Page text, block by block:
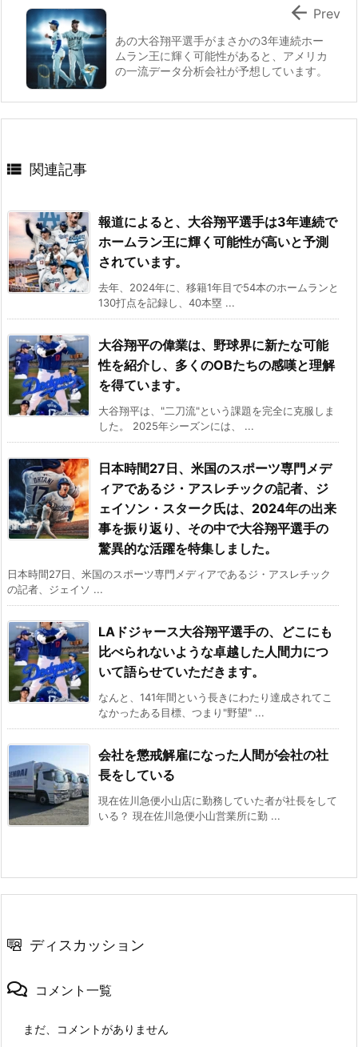
あの大谷翔平選手がまさかの3年連続ホー
ムラン王に輝く可能性があると、アメリカ
の一流データ分析会社が予想しています。
 Prev
 関連記事
報道によると、大谷翔平選手は3年連続で
ホームラン王に輝く可能性が高いと予測
されています。
去年、2024年に、移籍1年目で54本のホームランと
130打点を記録し、40本塁 ...
大谷翔平の偉業は、野球界に新たな可能
性を紹介し、多くのOBたちの感嘆と理解
を得ています。
大谷翔平は、"二刀流"という課題を完全に克服しま
した。 2025年シーズンには、 ...
日本時間27日、米国のスポーツ専門メデ
ィアであるジ・アスレチックの記者、ジ
ェイソン・スターク氏は、2024年の出来
事を振り返り、その中で大谷翔平選手の
驚異的な活躍を特集しました。
日本時間27日、米国のスポーツ専門メディアであるジ・アスレチック
の記者、ジェイソ ...
LAドジャース大谷翔平選手の、どこにも
比べられないような卓越した人間力につ
いて語らせていただきます。
なんと、141年間という長きにわたり達成されてこ
なかったある目標、つまり"野望" ...
会社を懲戒解雇になった人間が会社の社
長をしている
現在佐川急便小山店に勤務していた者が社長をして
いる？ 現在佐川急便小山営業所に勤 ...
ディスカッション
コメント一覧
まだ、コメントがありません